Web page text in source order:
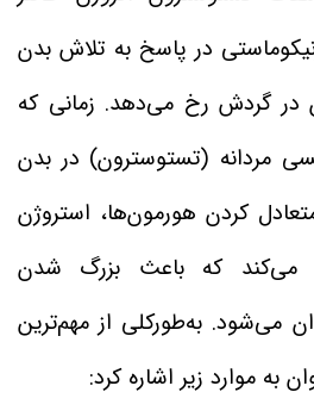
در پاسخ به تلاش بدن
در گردش رخ می‌دهد. زمانی که
مردانه (تستوسترون) در بدن
کردن هورمون‌ها، استروژن
می‌کند که باعث بزرگ شدن
می‌شود. به‌طورکلی از مهم‌ترین
به موارد زیر اشاره کرد: